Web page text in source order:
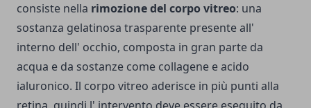
consiste nella rimozione del corpo vitreo: una
sostanza gelatinosa trasparente presente all'
interno dell' occhio, composta in gran parte da
acqua e da sostanze come collagene e acido
ialuronico. Il corpo vitreo aderisce in più punti alla